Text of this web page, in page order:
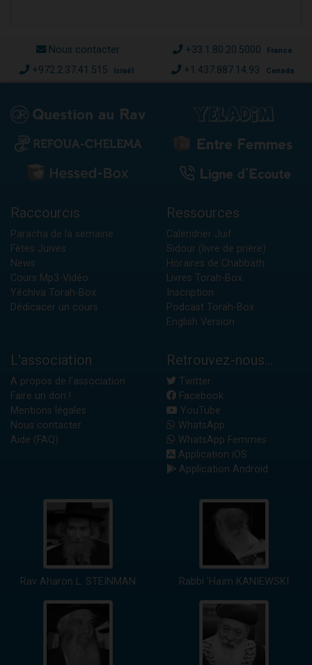
Nous contacter +33.1.80.20.5000 France
+972.2.37.41.515 Israël +1.437.887.14.93 Canada
Raccourcis
Paracha de la semaine
Fêtes Juives
News
Cours Mp3-Vidéo
Yéchiva Torah-Box
Dédicacer un cours
Ressources
Calendrier Juif
Sidour (livre de prière)
Horaires de Chabbath
Livres Torah-Box
Inscription
Podcast Torah-Box
English Version
L'association
A propos de l'association
Faire un don !
Mentions légales
Nous contacter
Aide (FAQ)
Retrouvez-nous...
Twitter
Facebook
YouTube
WhatsApp
WhatsApp Femmes
Application iOS
Application Android
Rav Aharon L. STEINMAN Rabbi 'Haïm KANIEWSKI